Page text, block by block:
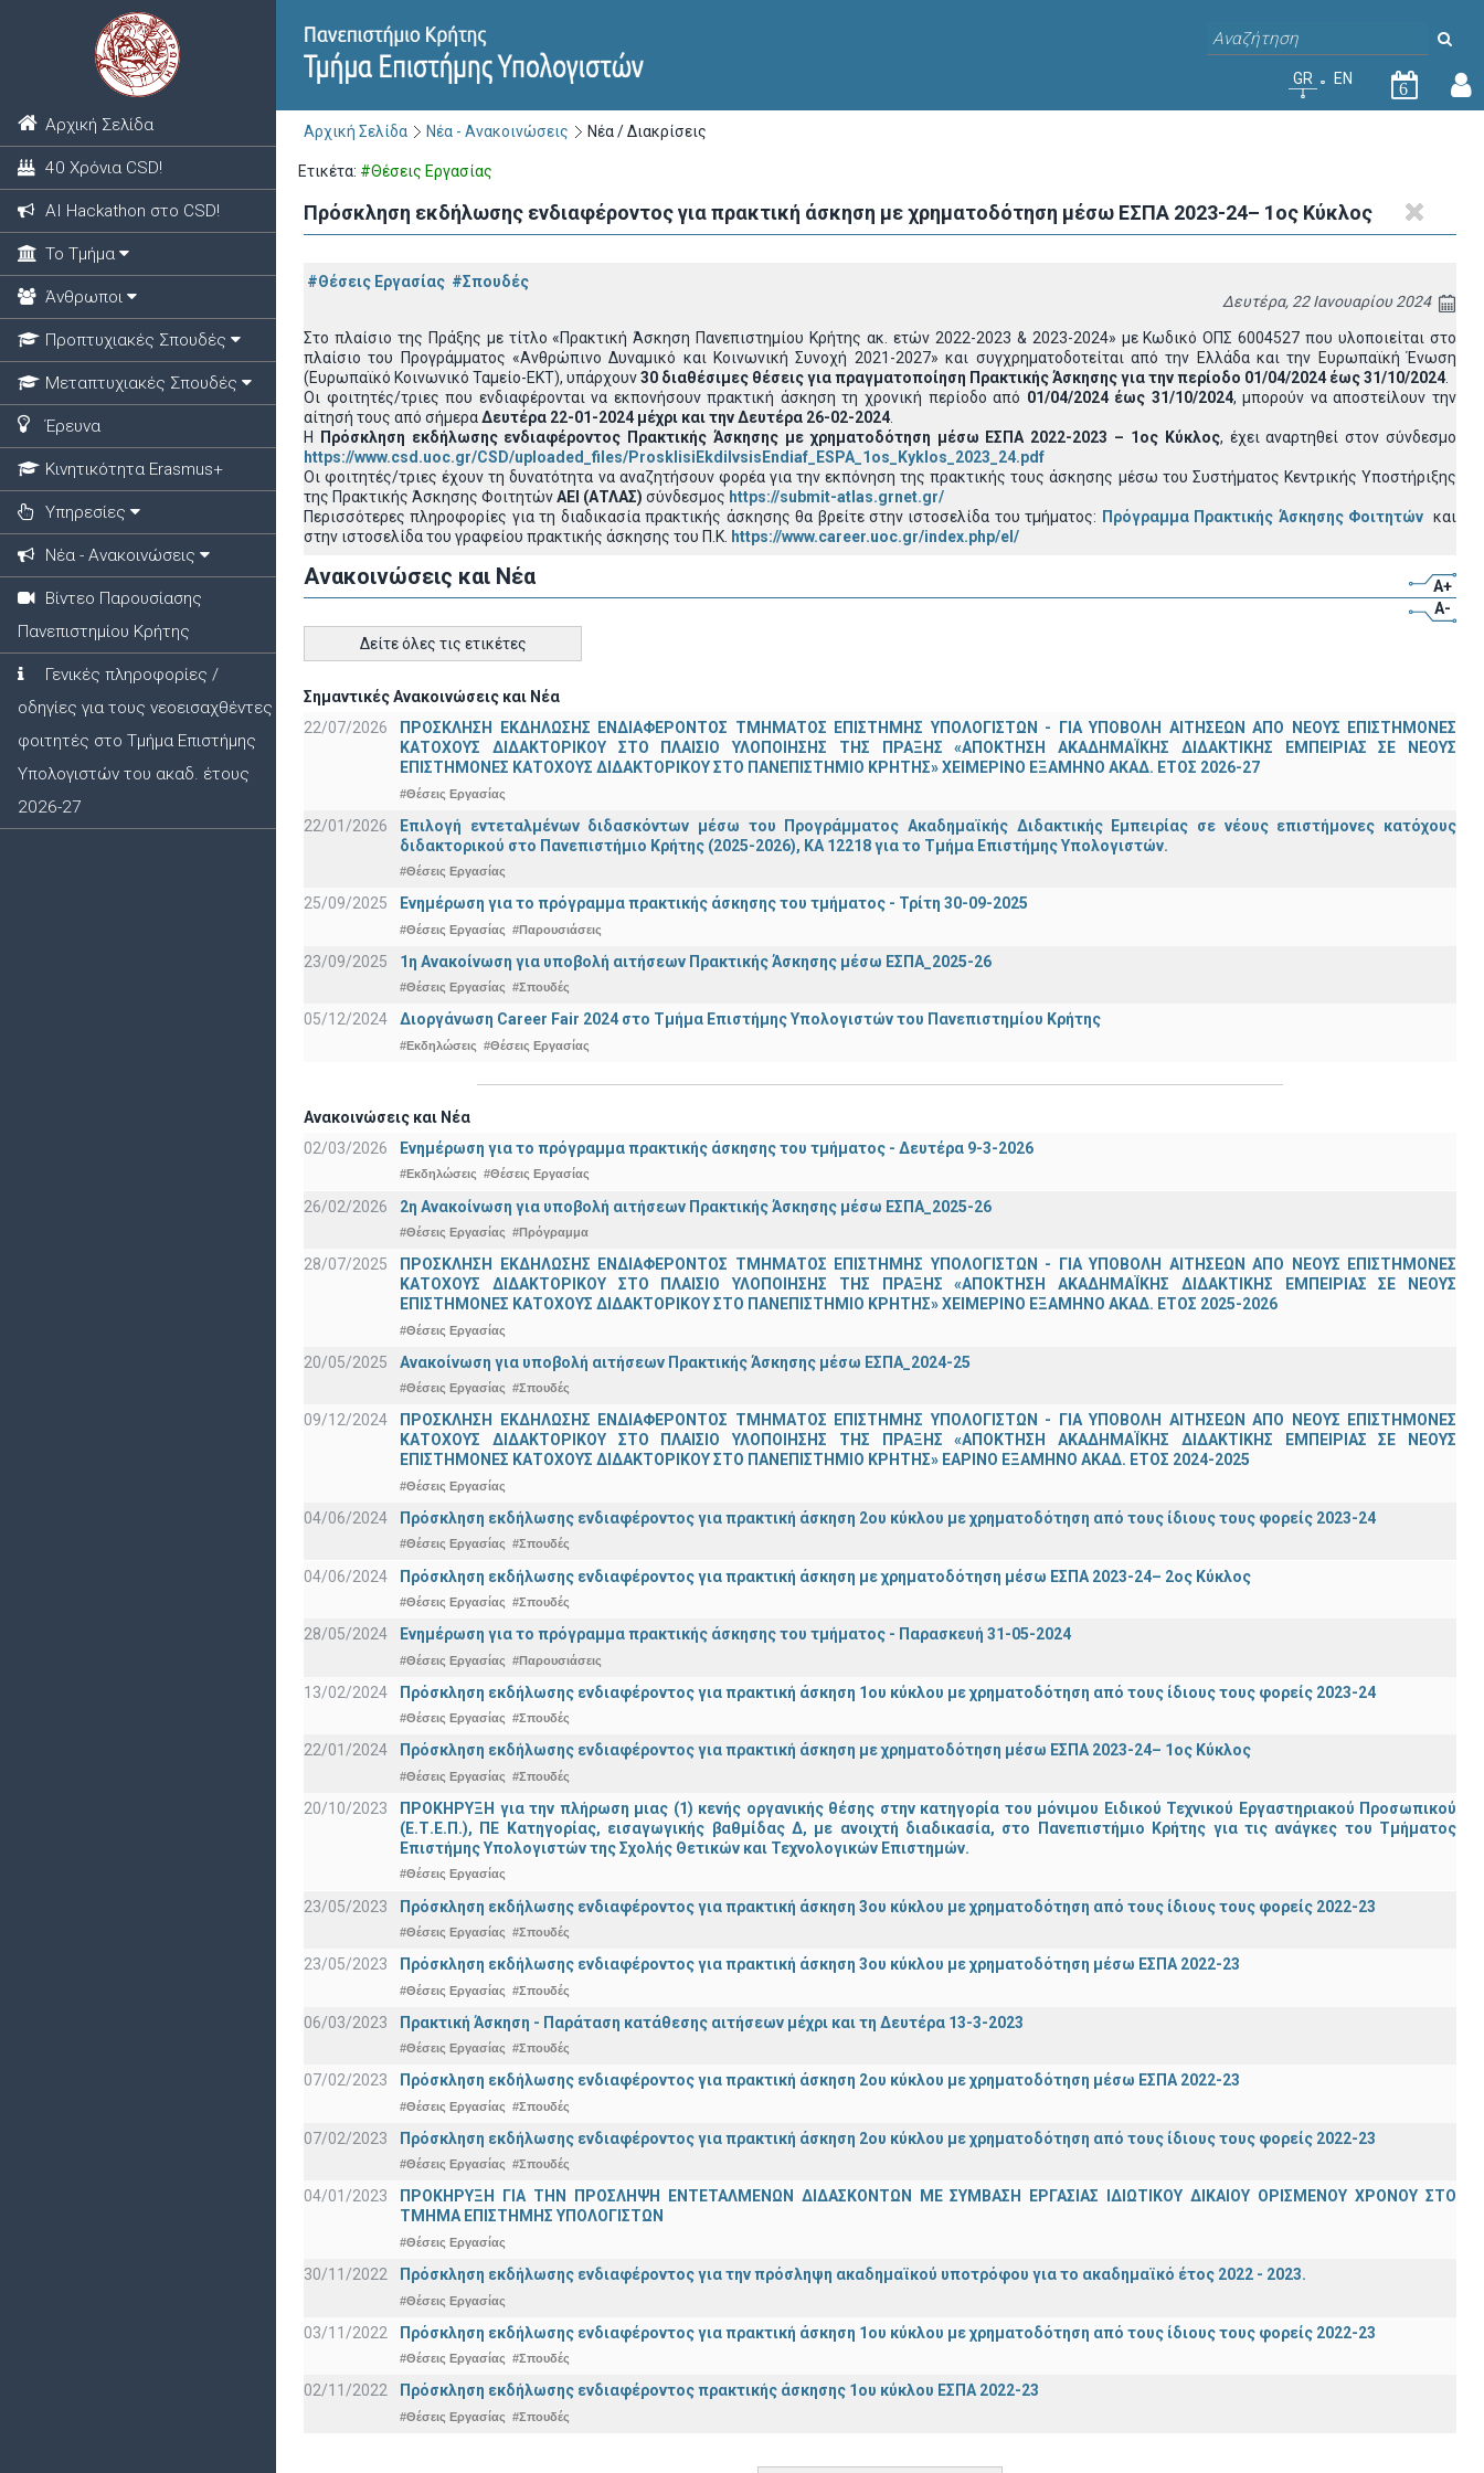
Αρχική Σελίδα
40 Χρόνια CSD!
ΑΙ Hackathon στο CSD!
Το Τμήμα
Άνθρωποι
Προπτυχιακές Σπουδές
Μεταπτυχιακές Σπουδές
Έρευνα
Κινητικότητα Erasmus+
Υπηρεσίες
Νέα - Ανακοινώσεις
Βίντεο Παρουσίασης
Πανεπιστημίου Κρήτης
Γενικές πληροφορίες /
οδηγίες για τους νεοεισαχθέντες
φοιτητές στο Τμήμα Επιστήμης
Υπολογιστών του ακαδ. έτους
2026-27
GR EN
6
Αρχική Σελίδα Νέα - Ανακοινώσεις Νέα / Διακρίσεις
Ετικέτα: #Θέσεις Εργασίας
Πρόσκληση εκδήλωσης ενδιαφέροντος για πρακτική άσκηση με χρηματοδότηση μέσω ΕΣΠΑ 2023-24– 1ος Κύκλος
#Θέσεις Εργασίας #Σπουδές
Δευτέρα, 22 Ιανουαρίου 2024
Στο πλαίσιο της Πράξης με τίτλο «Πρακτική Άσκηση Πανεπιστημίου Κρήτης ακ. ετών 2022-2023 & 2023-2024» με Κωδικό ΟΠΣ 6004527 που υλοποιείται στο
πλαίσιο του Προγράμματος «Ανθρώπινο Δυναμικό και Κοινωνική Συνοχή 2021-2027» και συγχρηματοδοτείται από την Ελλάδα και την Ευρωπαϊκή Ένωση
(Ευρωπαϊκό Κοινωνικό Ταμείο-ΕΚΤ), υπάρχουν30 διαθέσιμες θέσεις για πραγματοποίηση Πρακτικής Άσκησης για την περίοδο 01/04/2024 έως 31/10/2024
Οι φοιτητές/τριες που ενδιαφέρονται να εκπονήσουν πρακτική άσκηση τη χρονική περίοδο από 01/04/2024 έως 31/10/2024, μπορούν να αποστείλουν την
αίτησή τους από σήμεραΔευτέρα 22-01-2024 μέχρι και την Δευτέρα 26-02-2024
Η
Πρόσκληση εκδήλωσης ενδιαφέροντος Πρακτικής Άσκησης με χρηματοδότηση μέσω ΕΣΠΑ 2022-2023 – 1ος Κύκλος, έχει αναρτηθεί στον σύνδεσμο
https://www.csd.uoc.gr/CSD/uploaded_files/ProsklisiEkdilvsisEndiaf_ESPA_1os_Kyklos_2023_24.pdf
Οι φοιτητές/τριες έχουν τη δυνατότητα να αναζητήσουν φορέα για την εκπόνηση της πρακτικής τους άσκησης μέσω του Συστήματος Κεντρικής Υποστήριξης
της Πρακτικής Άσκησης ΦοιτητώνΑΕΙ (ΑΤΛΑΣ) σύνδεσμος https://submit-atlas.grnet.gr/
Περισσότερες πληροφορίες για τη διαδικασία πρακτικής άσκησης θα βρείτε στην ιστοσελίδα του τμήματος: Πρόγραμμα Πρακτικής Άσκησης Φοιτητών και
στην ιστοσελίδα του γραφείου πρακτικής άσκησης του Π.Κ. https://www.career.uoc.gr/index.php/el/
Ανακοινώσεις και Νέα
A+
A-
Δείτε όλες τις ετικέτες
Σημαντικές Ανακοινώσεις και Νέα
22/07/2026
ΠΡΟΣΚΛΗΣΗ ΕΚΔΗΛΩΣΗΣ ΕΝΔΙΑΦΕΡΟΝΤΟΣ ΤΜΗΜΑΤΟΣ ΕΠΙΣΤΗΜΗΣ ΥΠΟΛΟΓΙΣΤΩΝ - ΓΙΑ ΥΠΟΒΟΛΗ ΑΙΤΗΣΕΩΝ ΑΠΟ ΝΕΟΥΣ ΕΠΙΣΤΗΜΟΝΕΣ
ΚΑΤΟΧΟΥΣ ΔΙΔΑΚΤΟΡΙΚΟΥ ΣΤΟ ΠΛΑΙΣΙΟ ΥΛΟΠΟΙΗΣΗΣ ΤΗΣ ΠΡΑΞΗΣ «ΑΠΟΚΤΗΣΗ ΑΚΑΔΗΜΑΪΚΗΣ ΔΙΔΑΚΤΙΚΗΣ ΕΜΠΕΙΡΙΑΣ ΣΕ ΝΕΟΥΣ
ΕΠΙΣΤΗΜΟΝΕΣ ΚΑΤΟΧΟΥΣ ΔΙΔΑΚΤΟΡΙΚΟΥ ΣΤΟ ΠΑΝΕΠΙΣΤΗΜΙΟ ΚΡΗΤΗΣ» ΧΕΙΜΕΡΙΝΟ ΕΞΑΜΗΝΟ ΑΚΑΔ. ΕΤΟΣ 2026-27
#Θέσεις Εργασίας
22/01/2026
Επιλογή εντεταλμένων διδασκόντων μέσω του Προγράμματος Ακαδημαϊκής Διδακτικής Εμπειρίας σε νέους επιστήμονες κατόχους
διδακτορικού στο Πανεπιστήμιο Κρήτης (2025-2026), ΚΑ 12218 για το Τμήμα Επιστήμης Υπολογιστών.
#Θέσεις Εργασίας
25/09/2025 Ενημέρωση για το πρόγραμμα πρακτικής άσκησης του τμήματος - Τρίτη 30-09-2025
#Θέσεις Εργασίας #Παρουσιάσεις
23/09/2025 1η Ανακοίνωση για υποβολή αιτήσεων Πρακτικής Άσκησης μέσω ΕΣΠΑ_2025-26
#Θέσεις Εργασίας #Σπουδές
05/12/2024 Διοργάνωση Career Fair 2024 στο Τμήμα Επιστήμης Υπολογιστών του Πανεπιστημίου Κρήτης
#Εκδηλώσεις #Θέσεις Εργασίας
Ανακοινώσεις και Νέα
02/03/2026
Ενημέρωση για το πρόγραμμα πρακτικής άσκησης του τμήματος - Δευτέρα 9-3-2026
#Εκδηλώσεις #Θέσεις Εργασίας
26/02/2026 2η Ανακοίνωση για υποβολή αιτήσεων Πρακτικής Άσκησης μέσω ΕΣΠΑ_2025-26
#Θέσεις Εργασίας #Πρόγραμμα
28/07/2025
ΠΡΟΣΚΛΗΣΗ ΕΚΔΗΛΩΣΗΣ ΕΝΔΙΑΦΕΡΟΝΤΟΣ ΤΜΗΜΑΤΟΣ ΕΠΙΣΤΗΜΗΣ ΥΠΟΛΟΓΙΣΤΩΝ - ΓΙΑ ΥΠΟΒΟΛΗ ΑΙΤΗΣΕΩΝ ΑΠΟ ΝΕΟΥΣ ΕΠΙΣΤΗΜΟΝΕΣ
ΚΑΤΟΧΟΥΣ ΔΙΔΑΚΤΟΡΙΚΟΥ ΣΤΟ ΠΛΑΙΣΙΟ ΥΛΟΠΟΙΗΣΗΣ ΤΗΣ ΠΡΑΞΗΣ «ΑΠΟΚΤΗΣΗ ΑΚΑΔΗΜΑΪΚΗΣ ΔΙΔΑΚΤΙΚΗΣ ΕΜΠΕΙΡΙΑΣ ΣΕ ΝΕΟΥΣ
ΕΠΙΣΤΗΜΟΝΕΣ ΚΑΤΟΧΟΥΣ ΔΙΔΑΚΤΟΡΙΚΟΥ ΣΤΟ ΠΑΝΕΠΙΣΤΗΜΙΟ ΚΡΗΤΗΣ» ΧΕΙΜΕΡΙΝΟ ΕΞΑΜΗΝΟ ΑΚΑΔ. ΕΤΟΣ 2025-2026
#Θέσεις Εργασίας
20/05/2025 Ανακοίνωση για υποβολή αιτήσεων Πρακτικής Άσκησης μέσω ΕΣΠΑ_2024-25
#Θέσεις Εργασίας #Σπουδές
09/12/2024
ΠΡΟΣΚΛΗΣΗ ΕΚΔΗΛΩΣΗΣ ΕΝΔΙΑΦΕΡΟΝΤΟΣ ΤΜΗΜΑΤΟΣ ΕΠΙΣΤΗΜΗΣ ΥΠΟΛΟΓΙΣΤΩΝ - ΓΙΑ ΥΠΟΒΟΛΗ ΑΙΤΗΣΕΩΝ ΑΠΟ ΝΕΟΥΣ ΕΠΙΣΤΗΜΟΝΕΣ
ΚΑΤΟΧΟΥΣ ΔΙΔΑΚΤΟΡΙΚΟΥ ΣΤΟ ΠΛΑΙΣΙΟ ΥΛΟΠΟΙΗΣΗΣ ΤΗΣ ΠΡΑΞΗΣ «ΑΠΟΚΤΗΣΗ ΑΚΑΔΗΜΑΪΚΗΣ ΔΙΔΑΚΤΙΚΗΣ ΕΜΠΕΙΡΙΑΣ ΣΕ ΝΕΟΥΣ
ΕΠΙΣΤΗΜΟΝΕΣ ΚΑΤΟΧΟΥΣ ΔΙΔΑΚΤΟΡΙΚΟΥ ΣΤΟ ΠΑΝΕΠΙΣΤΗΜΙΟ ΚΡΗΤΗΣ» ΕΑΡΙΝΟ ΕΞΑΜΗΝΟ ΑΚΑΔ. ΕΤΟΣ 2024-2025
#Θέσεις Εργασίας
04/06/2024 Πρόσκληση εκδήλωσης ενδιαφέροντος για πρακτική άσκηση 2ου κύκλου με χρηματοδότηση από τους ίδιους τους φορείς 2023-24
#Θέσεις Εργασίας #Σπουδές
04/06/2024 Πρόσκληση εκδήλωσης ενδιαφέροντος για πρακτική άσκηση με χρηματοδότηση μέσω ΕΣΠΑ 2023-24– 2ος Κύκλος
#Θέσεις Εργασίας #Σπουδές
28/05/2024 Ενημέρωση για το πρόγραμμα πρακτικής άσκησης του τμήματος - Παρασκευή 31-05-2024
#Θέσεις Εργασίας #Παρουσιάσεις
13/02/2024 Πρόσκληση εκδήλωσης ενδιαφέροντος για πρακτική άσκηση 1ου κύκλου με χρηματοδότηση από τους ίδιους τους φορείς 2023-24
#Θέσεις Εργασίας #Σπουδές
22/01/2024 Πρόσκληση εκδήλωσης ενδιαφέροντος για πρακτική άσκηση με χρηματοδότηση μέσω ΕΣΠΑ 2023-24– 1ος Κύκλος
#Θέσεις Εργασίας #Σπουδές
20/10/2023
ΠΡΟΚΗΡΥΞΗ για την πλήρωση μιας (1) κενής οργανικής θέσης στην κατηγορία του μόνιμου Ειδικού Τεχνικού Εργαστηριακού Προσωπικού
(Ε.Τ.Ε.Π.), ΠΕ Κατηγορίας, εισαγωγικής βαθμίδας Δ, με ανοιχτή διαδικασία, στο Πανεπιστήμιο Κρήτης για τις ανάγκες του Τμήματος
Επιστήμης Υπολογιστών της Σχολής Θετικών και Τεχνολογικών Επιστημών.
#Θέσεις Εργασίας
23/05/2023 Πρόσκληση εκδήλωσης ενδιαφέροντος για πρακτική άσκηση 3ου κύκλου με χρηματοδότηση από τους ίδιους τους φορείς 2022-23
#Θέσεις Εργασίας #Σπουδές
23/05/2023 Πρόσκληση εκδήλωσης ενδιαφέροντος για πρακτική άσκηση 3ου κύκλου με χρηματοδότηση μέσω ΕΣΠΑ 2022-23
#Θέσεις Εργασίας #Σπουδές
06/03/2023 Πρακτική Άσκηση - Παράταση κατάθεσης αιτήσεων μέχρι και τη Δευτέρα 13-3-2023
#Θέσεις Εργασίας #Σπουδές
07/02/2023 Πρόσκληση εκδήλωσης ενδιαφέροντος για πρακτική άσκηση 2ου κύκλου με χρηματοδότηση μέσω ΕΣΠΑ 2022-23
#Θέσεις Εργασίας #Σπουδές
07/02/2023 Πρόσκληση εκδήλωσης ενδιαφέροντος για πρακτική άσκηση 2ου κύκλου με χρηματοδότηση από τους ίδιους τους φορείς 2022-23
#Θέσεις Εργασίας #Σπουδές
04/01/2023
ΠΡΟΚΗΡΥΞΗ ΓΙΑ ΤΗΝ ΠΡΟΣΛΗΨΗ ΕΝΤΕΤΑΛΜΕΝΩΝ ΔΙΔΑΣΚΟΝΤΩΝ ΜΕ ΣΥΜΒΑΣΗ ΕΡΓΑΣΙΑΣ ΙΔΙΩΤΙΚΟΥ ΔΙΚΑΙΟΥ ΟΡΙΣΜΕΝΟΥ ΧΡΟΝΟΥ ΣΤΟ
ΤΜΗΜΑ ΕΠΙΣΤΗΜΗΣ ΥΠΟΛΟΓΙΣΤΩΝ
#Θέσεις Εργασίας
30/11/2022 Πρόσκληση εκδήλωσης ενδιαφέροντος για την πρόσληψη ακαδημαϊκoύ υποτρόφου για το ακαδημαϊκό έτος 2022 - 2023.
#Θέσεις Εργασίας
03/11/2022 Πρόσκληση εκδήλωσης ενδιαφέροντος για πρακτική άσκηση 1ου κύκλου με χρηματοδότηση από τους ίδιους τους φορείς 2022-23
#Θέσεις Εργασίας #Σπουδές
02/11/2022 Πρόσκληση εκδήλωσης ενδιαφέροντος πρακτικής άσκησης 1ου κύκλου ΕΣΠΑ 2022-23
#Θέσεις Εργασίας #Σπουδές